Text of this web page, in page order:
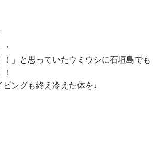
！」と思っていたウミウシに石垣島でも